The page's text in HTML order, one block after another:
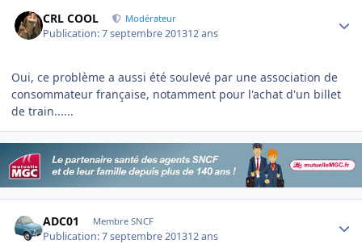
CRL COOL Modérateur
Publication:7 septembre 201312 ans
Oui, ce problème a aussi été soulevé par une association de
consommateur française, notamment pour l'achat d'un billet
de train......
ADC01 Membre SNCF
Publication:7 septembre 201312 ans